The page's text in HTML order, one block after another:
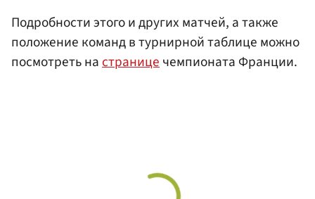
Подробности этого и других матчей, а также
положение команд в турнирной таблице можно
посмотреть настраницечемпионата Франции.